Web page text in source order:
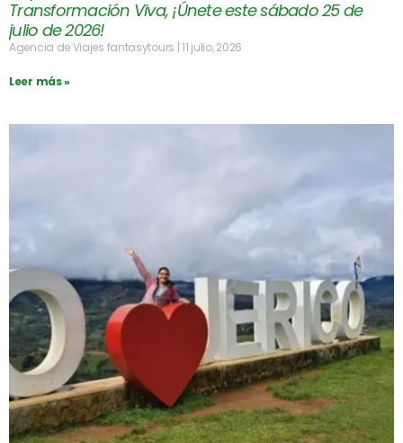
Transformación Viva, ¡Únete este sábado 25 de
julio de 2026!
Agencia de Viajes fantasytours 11 julio, 2026
Leer más »